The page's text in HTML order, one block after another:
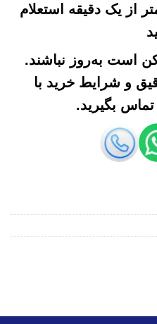
از یک دقیقه استعلام
است به‌روز نباشند.
و شرایط خرید با
بگیرید.